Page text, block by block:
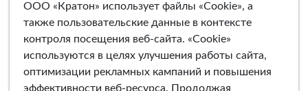
ООО «Кратон» использует файлы «Cookie», а
также пользовательские данные в контексте
контроля посещения веб-сайта. «Cookie»
используются в целях улучшения работы сайта,
оптимизации рекламных кампаний и повышения
эффективности веб-ресурса. Продолжая